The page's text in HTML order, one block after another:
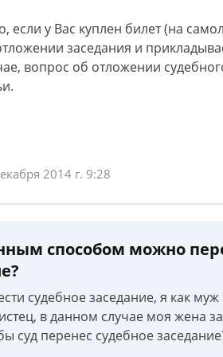
если у Вас куплен билет (на
заседания и
вопрос об отложении
2014 г. 9:28
способом можно
судебное заседание, я как
в данном случае моя жена
суд перенес судебное